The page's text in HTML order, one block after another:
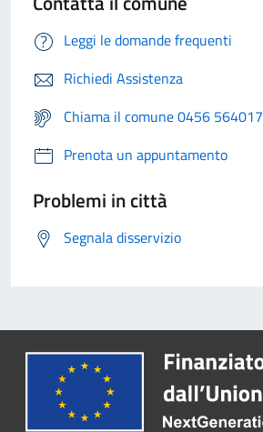
Leggi le domande frequenti
Richiedi Assistenza
Chiama il comune 0456 564017
Prenota un appuntamento
Problemi in città
Segnala disservizio